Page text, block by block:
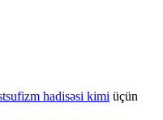
hadisəsi kimi üçün